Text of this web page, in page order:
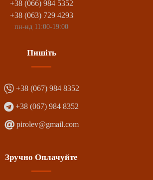
+38 (066) 984 5352
+38 (063) 729 4293
пн-нд 11:00-19:00
Пишіть
+38 (067) 984 8352
+38 (067) 984 8352
pirolev@gmail.com
Зручно Оплачуйте